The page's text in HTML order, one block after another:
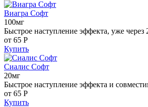
Виагра Софт
100мг
Быстрое наступление эффекта, уже через
от 65 Р
Купить
Сиалис Софт
20мг
Быстрое наступление эффекта и
от 65 Р
Купить